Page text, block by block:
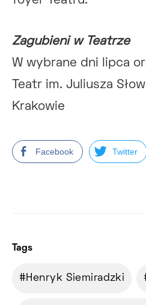
Zagubieni w Teatrze
W wybrane dni lipca
Teatr im. Juliusza
Krakowie
Facebook Twitter
Tags
Henryk Siemiradzki